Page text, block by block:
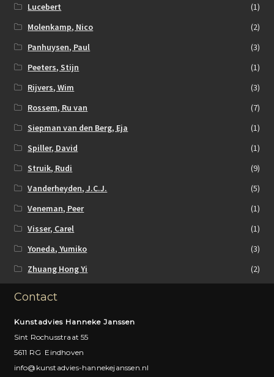
Lucebert
(1)
Molenkamp, Nico
(2)
Panhuysen, Paul
(3)
Peeters, Stijn
(1)
Rijvers, Wim
(3)
Rossem, Ru van
(7)
Siepman van den Berg, Eja
(1)
Spiller, David
(1)
Struik, Rudi
(9)
Vanderheyden, J.C.J.
(5)
Veneman, Peer
(1)
Visser, Carel
(1)
Yoneda, Yumiko
(3)
Zhuang Hong Yi
(2)
Contact
Kunstadvies Hanneke Janssen
Sint Rochusstraat 55
5611 RG Eindhoven
info@kunstadvies-hannekejanssen.nl